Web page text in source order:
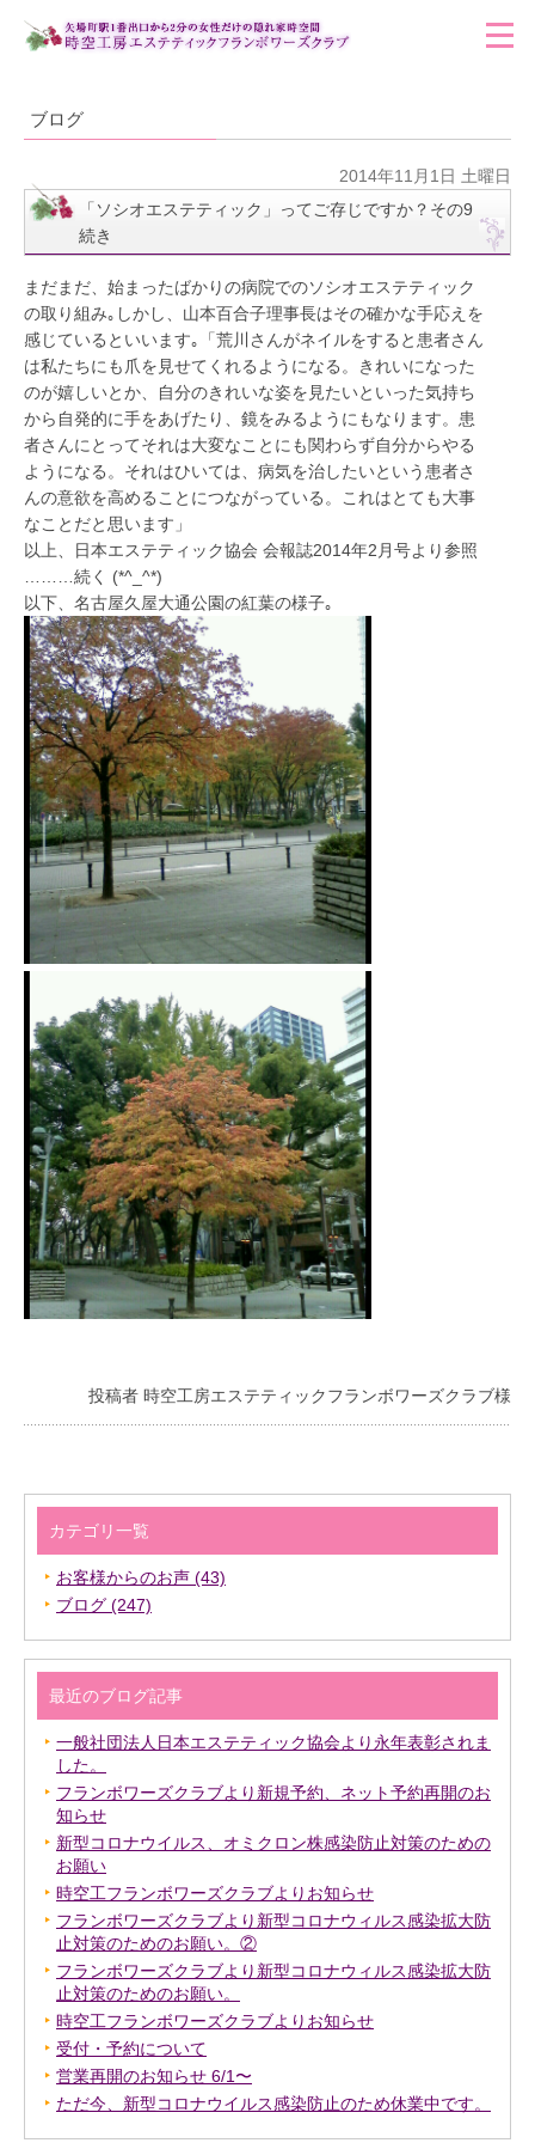
ブログ
2014年11月1日 土曜日
「ソシオエステティック」ってご存じですか？その9
続き
まだまだ、始まったばかりの病院でのソシオエステティック
の取り組み｡しかし、山本百合子理事長はその確かな手応えを
感じているといいます｡「荒川さんがネイルをすると患者さん
は私たちにも爪を見せてくれるようになる。きれいになった
のが嬉しいとか、自分のきれいな姿を見たいといった気持ち
から自発的に手をあげたり、鏡をみるようにもなります。患
者さんにとってそれは大変なことにも関わらず自分からやる
ようになる。それはひいては、病気を治したいという患者さ
んの意欲を高めることにつながっている。これはとても大事
なことだと思います」
以上、日本エステティック協会 会報誌2014年2月号より参照
………続く (*^_^*)
以下、名古屋久屋大通公園の紅葉の様子｡
投稿者 時空工房エステティックフランボワーズクラブ様
カテゴリ一覧
お客様からのお声 (43)
ブログ (247)
最近のブログ記事
一般社団法人日本エステティック協会より永年表彰されま
した。
フランボワーズクラブより新規予約、ネット予約再開のお
知らせ
新型コロナウイルス、オミクロン株感染防止対策のための
お願い
時空工フランボワーズクラブよりお知らせ
フランボワーズクラブより新型コロナウィルス感染拡大防
止対策のためのお願い。②
フランボワーズクラブより新型コロナウィルス感染拡大防
止対策のためのお願い。
時空工フランボワーズクラブよりお知らせ
受付・予約について
営業再開のお知らせ 6/1〜
ただ今、新型コロナウイルス感染防止のため休業中です。